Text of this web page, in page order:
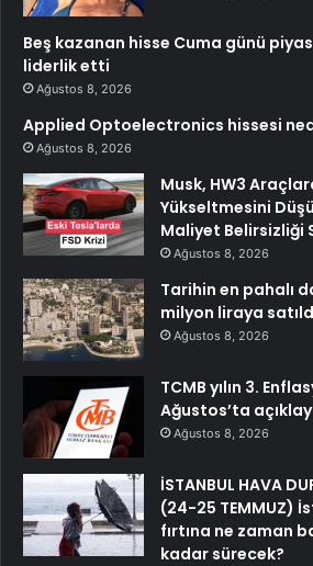
Beş kazanan hisse Cuma günü
liderlik etti
Ağustos 8, 2026
Applied Optoelectronics hissesi
Ağustos 8, 2026
Musk, HW3
Yükseltmesini
Maliyet Belirsizliği
Ağustos 8, 2026
Tarihin en pahalı
milyon liraya
Ağustos 8, 2026
TCMB yılın 3.
Ağustos’ta
Ağustos 8, 2026
İSTANBUL HAVA
(24-25 TEMMUZ)
fırtına ne zaman
kadar sürecek?